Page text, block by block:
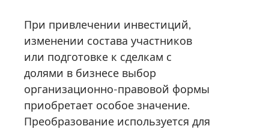
При привлечении инвестиций,
изменении состава участников
или подготовке к сделкам с
долями в бизнесе выбор
организационно-правовой формы
приобретает особое значение.
Преобразование используется для